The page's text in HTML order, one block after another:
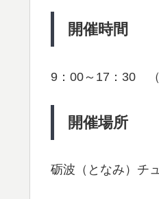
開催時間
9：00～17：30 （
開催場所
砺波（となみ）チ